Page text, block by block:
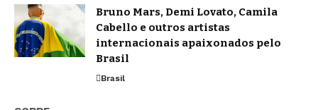
Bruno Mars, Demi Lovato, Camila
Cabello e outros artistas
internacionais apaixonados pelo
Brasil
Brasil